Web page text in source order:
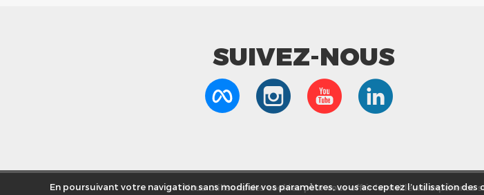
SUIVEZ-NOUS
En poursuivant votre navigation sans modifier vos paramètres, vous acceptez l’utilisation
Nous utilisons des cookies pour vous offrir la meilleure expérience